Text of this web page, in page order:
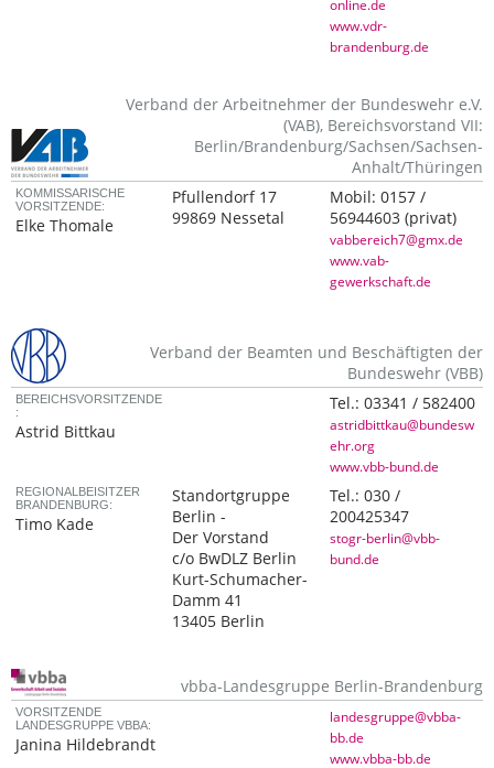
online.de
www.vdr-
brandenburg.de
Verband der Arbeitnehmer der Bundeswehr e.V.
(VAB), Bereichsvorstand VII:
Berlin/Brandenburg/Sachsen/Sachsen-
Anhalt/Thüringen
KOMMISSARISCHE
VORSITZENDE:
Elke Thomale
Pfullendorf 17
99869 Nessetal
Mobil:0157 /
56944603(privat)
vabbereich7@gmx.de
www.vab-
gewerkschaft.de
Verband der Beamten und Beschäftigten der
Bundeswehr (VBB)
BEREICHSVORSITZENDE
:
Astrid Bittkau
Tel.:03341 / 582400
astridbittkau@bundesw
ehr.org
www.vbb-bund.de
REGIONALBEISITZER
BRANDENBURG:
Timo Kade
Standortgruppe
Berlin -
Der Vorstand
c/o BwDLZ Berlin
Kurt-Schumacher-
Damm 41
13405 Berlin
Tel.:030 /
200425347
stogr-berlin@vbb-
bund.de
vbba-Landesgruppe Berlin-Brandenburg
VORSITZENDE
LANDESGRUPPE VBBA:
Janina Hildebrandt
landesgruppe@vbba-
bb.de
www.vbba-bb.de